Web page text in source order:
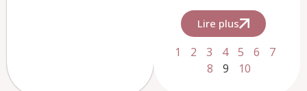
Lire plus
1 2 3 4 5 6
7
8
9 10